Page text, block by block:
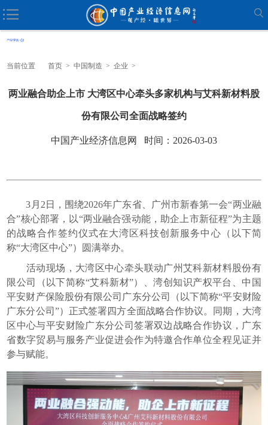
当前位置 首页 > 中国制造 > 企业 >
两业融合助企上市 大湾区中心牵头多家机构与艾科新材料股
份有限公司全面战略签约
中国产业经济信息网 时间：2026-03-03
3月2日，围绕2026年广东省、广州市新春第一会“两业融
合”核心部署，以“两业融合强动能，助企上市新征程”为主题
的战略合作签约仪式在大湾区科技创新服务中心（以下简
称“大湾区中心”）圆满举办。
活动现场，大湾区中心牵头联动广州艾科新材料股份有
限公司（以下简称“艾科新材”）、湾创知识产权平台、中国
平安财产保险股份有限公司广东分公司（以下简称“平安财险
广东分公司”）正式签署四方全面战略合作协议。同期，大湾
区中心与平安财险广东分公司签署双边战略合作协议，广东
省数字贸易与服务产业促进会作为特邀合作单位全程见证并
参与赋能。